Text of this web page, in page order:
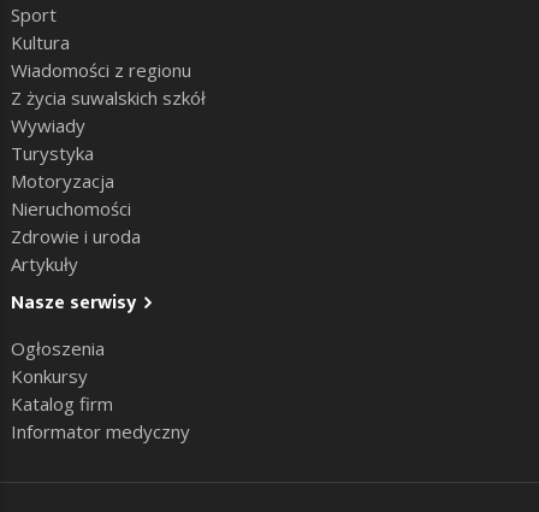
Sport
Kultura
Wiadomości z regionu
Z życia suwalskich szkół
Wywiady
Turystyka
Motoryzacja
Nieruchomości
Zdrowie i uroda
Artykuły
Nasze serwisy
Ogłoszenia
Konkursy
Katalog firm
Informator medyczny